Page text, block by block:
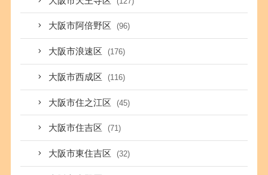
大阪市阿倍野区 (96)
大阪市浪速区 (176)
大阪市西成区 (116)
大阪市住之江区 (45)
大阪市住吉区 (71)
大阪市東住吉区 (32)